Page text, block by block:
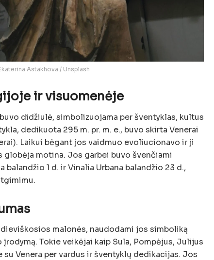
Astakhova / Unsplash
ir visuomenėje
didžiulė, simbolizuojama per šventyklas, kultus
dedikuota 295 m. pr. m. e., buvo skirta Venerai
Laikui bėgant jos vaidmuo evoliucionavo ir ji
globėja motina. Jos garbei buvo švenčiami
1 d. ir Vinalia Urbana balandžio 23 d.,
malonės, naudodami jos simboliką
Tokie veikėjai kaip Sula, Pompėjus, Julijus
su Venera per vardus ir šventyklų dedikacijas. Jos